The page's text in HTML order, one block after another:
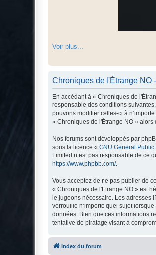
Voir plus...
Chroniques de l'Étrange NO
En accédant à « Chroniques de
responsable des conditions
pouvons modifier celles-ci à
« Chroniques de l'Étrange NO » alors
Nos forums sont développés par
sous la licence « GNU General Public
Limited n’est pas responsable de ce
https://www.phpbb.com/.
Vous acceptez de ne pas publier de
« Chroniques de l'Étrange NO » est
le jugeons nécessaire. Les adresses
verrouille n’importe quel sujet
données. Bien que ces informations
tentative de piratage visant à
Index du forum